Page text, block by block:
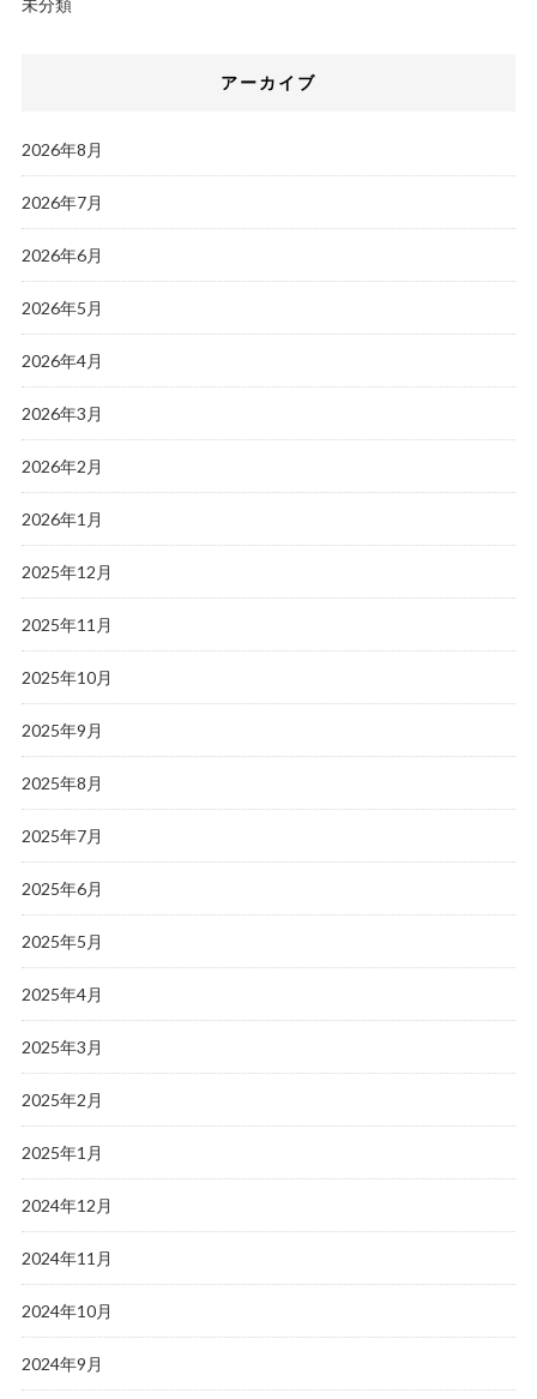
未分類
アーカイブ
2026年8月
2026年7月
2026年6月
2026年5月
2026年4月
2026年3月
2026年2月
2026年1月
2025年12月
2025年11月
2025年10月
2025年9月
2025年8月
2025年7月
2025年6月
2025年5月
2025年4月
2025年3月
2025年2月
2025年1月
2024年12月
2024年11月
2024年10月
2024年9月